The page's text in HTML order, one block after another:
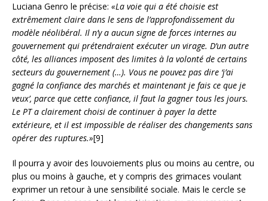
Luciana Genro le précise: «La voie qui a été choisie est
extrêmement claire dans le sens de l’approfondissement du
modèle néolibéral. Il n’y a aucun signe de forces internes au
gouvernement qui prétendraient exécuter un virage. D’un autre
côté, les alliances imposent des limites à la volonté de certains
secteurs du gouvernement (…). Vous ne pouvez pas dire ‘j’ai
gagné la confiance des marchés et maintenant je fais ce que je
veux’, parce que cette confiance, il faut la gagner tous les jours.
Le PT a clairement choisi de continuer à payer la dette
extérieure, et il est impossible de réaliser des changements sans
opérer des ruptures.»[9]
Il pourra y avoir des louvoiements plus ou moins au centre, ou
plus ou moins à gauche, et y compris des grimaces voulant
exprimer un retour à une sensibilité sociale. Mais le cercle se